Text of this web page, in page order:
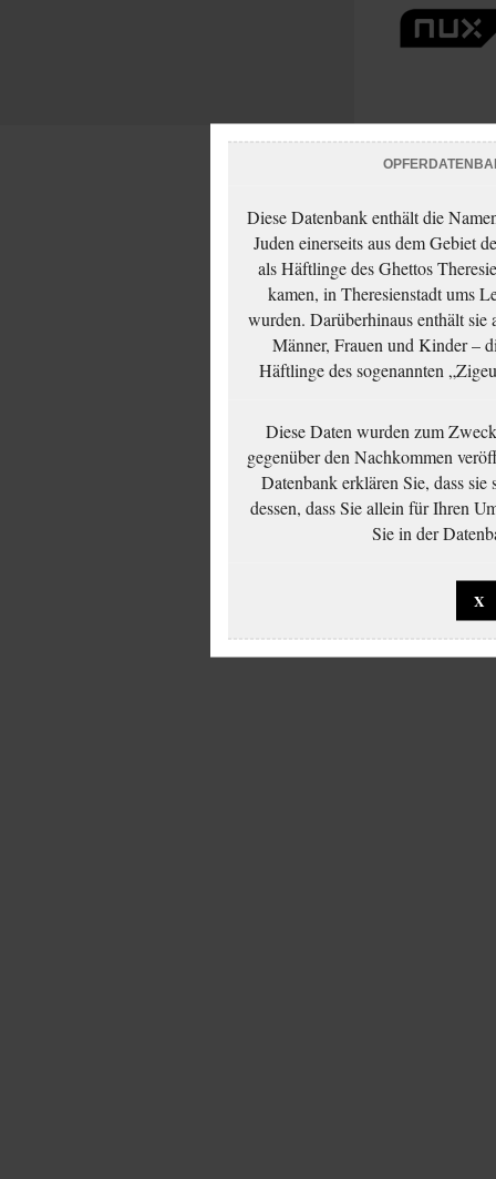
Diese Datenbank enthält die
Juden einerseits aus dem Gebiet
als Häftlinge des Ghettos
kamen, in Theresienstadt ums
wurden. Darüberhinaus enthält
Männer, Frauen und Kinder –
Häftlinge des sogenannten
Diese Daten wurden zum
gegenüber den Nachkommen
Datenbank erklären Sie, dass sie
dessen, dass Sie allein für Ihren
Sie in der
X